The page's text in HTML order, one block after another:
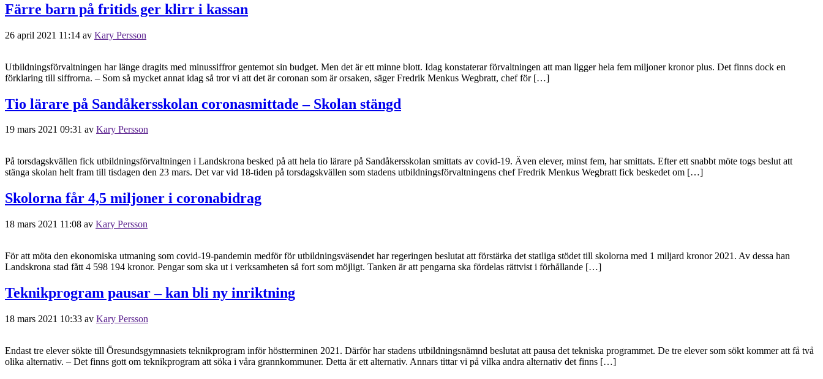
Färre barn på fritids ger klirr i kassan
26 april 2021 11:14 av Kary Persson
Utbildningsförvaltningen har länge dragits med minussiffror gentemot sin budget. Men det är ett minne blott. Idag konstaterar förvaltningen att man ligger hela fem miljoner kronor plus. Det finns dock en
förklaring till siffrorna. – Som så mycket annat idag så tror vi att det är coronan som är orsaken, säger Fredrik Menkus Wegbratt, chef för […]
Tio lärare på Sandåkersskolan coronasmittade – Skolan stängd
19 mars 2021 09:31 av Kary Persson
På torsdagskvällen fick utbildningsförvaltningen i Landskrona besked på att hela tio lärare på Sandåkersskolan smittats av covid-19. Även elever, minst fem, har smittats. Efter ett snabbt möte togs beslut att
stänga skolan helt fram till tisdagen den 23 mars. Det var vid 18-tiden på torsdagskvällen som stadens utbildningsförvaltningens chef Fredrik Menkus Wegbratt fick beskedet om […]
Skolorna får 4,5 miljoner i coronabidrag
18 mars 2021 11:08 av Kary Persson
För att möta den ekonomiska utmaning som covid-19-pandemin medför för utbildningsväsendet har regeringen beslutat att förstärka det statliga stödet till skolorna med 1 miljard kronor 2021. Av dessa han
Landskrona stad fått 4 598 194 kronor. Pengar som ska ut i verksamheten så fort som möjligt. Tanken är att pengarna ska fördelas rättvist i förhållande […]
Teknikprogram pausar – kan bli ny inriktning
18 mars 2021 10:33 av Kary Persson
Endast tre elever sökte till Öresundsgymnasiets teknikprogram inför höstterminen 2021. Därför har stadens utbildningsnämnd beslutat att pausa det tekniska programmet. De tre elever som sökt kommer att få två
olika alternativ. – Det finns gott om teknikprogram att söka i våra grannkommuner. Detta är ett alternativ. Annars tittar vi på vilka andra alternativ det finns […]